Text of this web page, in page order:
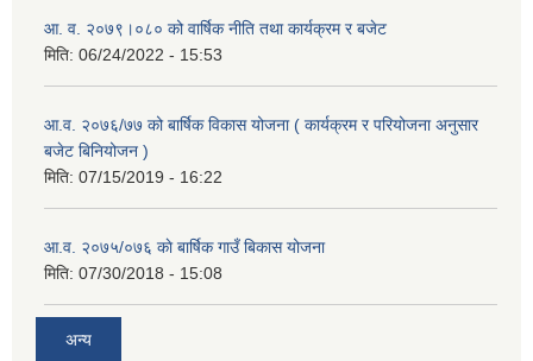
आ. व. २०७९।०८० को वार्षिक नीति तथा कार्यक्रम र बजेट
मिति: 06/24/2022 - 15:53
आ.व. २०७६/७७ को बार्षिक विकास योजना ( कार्यक्रम र परियोजना अनुसार
बजेट बिनियोजन )
मिति: 07/15/2019 - 16:22
आ.व. २०७५/०७६ काे बार्षिक गाउँ बिकास योजना
मिति: 07/30/2018 - 15:08
अन्य